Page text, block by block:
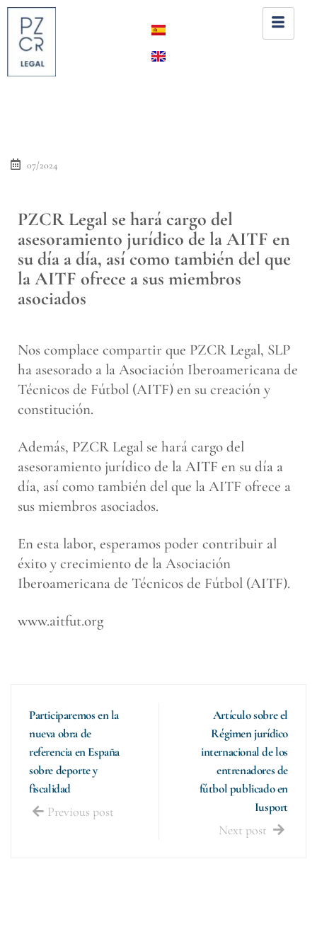
07/2024
PZCR Legal se hará cargo del
asesoramiento jurídico de la AITF en
su día a día, así como también del que
la AITF ofrece a sus miembros
asociados
Nos complace compartir que PZCR Legal, SLP
ha asesorado a la Asociación Iberoamericana de
Técnicos de Fútbol (AITF) en su creación y
constitución.
Además, PZCR Legal se hará cargo del
asesoramiento jurídico de la AITF en su día a
día, así como también del que la AITF ofrece a
sus miembros asociados.
En esta labor, esperamos poder contribuir al
éxito y crecimiento de la Asociación
Iberoamericana de Técnicos de Fútbol (AITF).
www.aitfut.org
Participaremos en la
nueva obra de
referencia en España
sobre deporte y
fiscalidad
Previous post
Artículo sobre el
Régimen jurídico
internacional de los
entrenadores de
fútbol publicado en
Iusport
Next post